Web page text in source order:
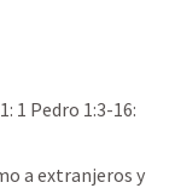
1 Pedro 1:3-16
a extranjeros y